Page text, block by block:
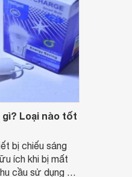
Loại nào tốt
bị chiếu sáng
ích khi bị mất
cầu sử dụng đi